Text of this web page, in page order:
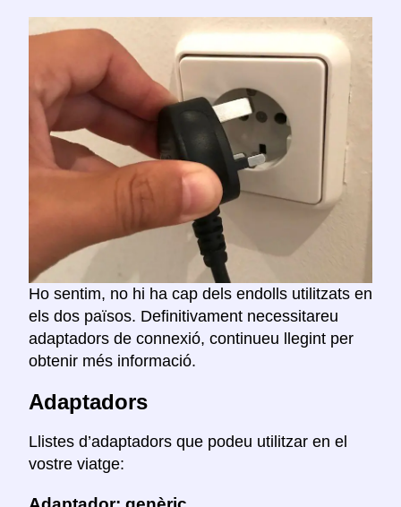
Ho sentim, no hi ha cap dels endolls utilitzats en
els dos països. Definitivament necessitareu
adaptadors de connexió, continueu llegint per
obtenir més informació.
Adaptadors
Llistes d’adaptadors que podeu utilitzar en el
vostre viatge: